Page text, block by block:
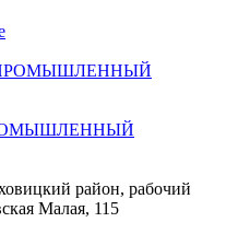
район, рабочий
Малая, 115